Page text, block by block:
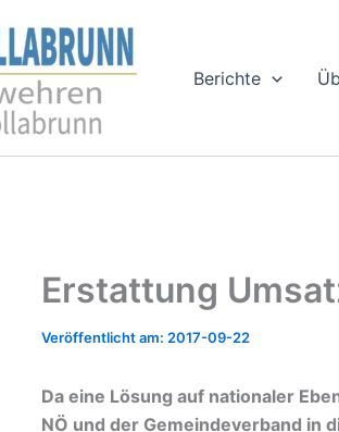
Berichte
Erstattung
2017-09-22
Da eine Lösung auf nationaler
NÖ und der Gemeindeverband in